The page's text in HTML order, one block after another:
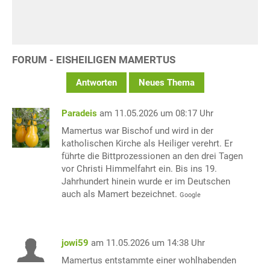
FORUM - EISHEILIGEN MAMERTUS
Antworten Neues Thema
Paradeis am 11.05.2026 um 08:17 Uhr
Mamertus war Bischof und wird in der
katholischen Kirche als Heiliger verehrt. Er
führte die Bittprozessionen an den drei Tagen
vor Christi Himmelfahrt ein. Bis ins 19.
Jahrhundert hinein wurde er im Deutschen
auch als Mamert bezeichnet. Google
jowi59 am 11.05.2026 um 14:38 Uhr
Mamertus entstammte einer wohlhabenden